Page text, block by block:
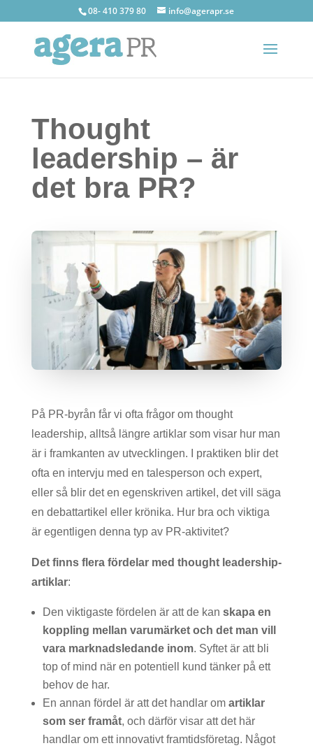
08- 410 379 80 info@agerapr.se
Thought
leadership – är
det bra PR?
På PR-byrån får vi ofta frågor om thought
leadership, alltså längre artiklar som visar hur man
är i framkanten av utvecklingen. I praktiken blir det
ofta en intervju med en talesperson och expert,
eller så blir det en egenskriven artikel, det vill säga
en debattartikel eller krönika. Hur bra och viktiga
är egentligen denna typ av PR-aktivitet?
Det finns flera fördelar med thought leadership-
artiklar:
Den viktigaste fördelen är att de kan skapa en
koppling mellan varumärket och det man vill
vara marknadsledande inom. Syftet är att bli
top of mind när en potentiell kund tänker på ett
behov de har.
En annan fördel är att det handlar om artiklar
som ser framåt, och därför visar att det här
handlar om ett innovativt framtidsföretag. Något